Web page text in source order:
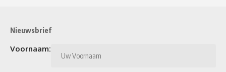
Nieuwsbrief
Voornaam: